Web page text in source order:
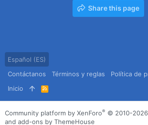
Share this page
Español (ES)
Contáctanos
Términos y reglas Política de
Inicio
R
S
S
Community platform by XenForo® © 2010-
and add-ons by ThemeHouse